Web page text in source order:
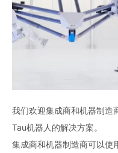
我们欢迎集成商和机器制造
Tau机器人的解决方案。
集成商和机器制造商可以使